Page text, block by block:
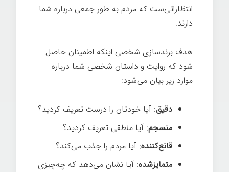
انتظاراتی‌ست که مردم به طور جمعی درباره شما
دارند.
هدف برندسازی شخصی اینکه اطمینان حاصل
شود که روایت و داستان شخصی شما درباره
موارد زیر بیان می‌شود:
دقیق: آیا خودتان را درست تعریف کردید؟
منسجم: آیا منطقی تعریف کردید؟
قانع‌کننده: آیا مردم را جذب می‌کند؟
متمایزشده: آیا نشان می‌دهد که چه‌چیزی